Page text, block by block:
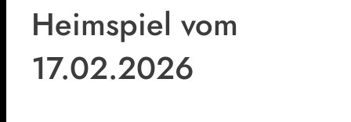
Heimspiel vom
17.02.2026